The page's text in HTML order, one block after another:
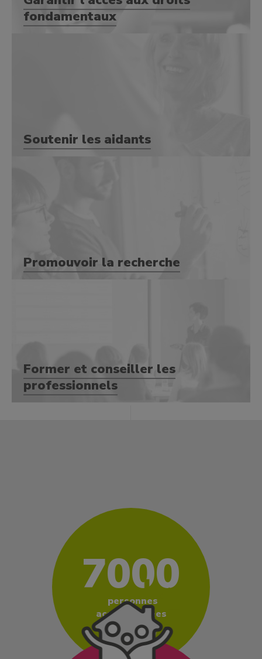
fondamentaux
Soutenir les aidants
Promouvoir la recherche
Former et conseiller les
professionnels
7000
personnes
accompagnées